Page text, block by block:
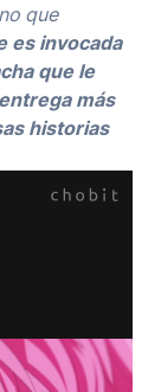
que
es invocada
que le
más
historias